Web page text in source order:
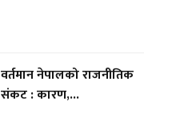
वर्तमान नेपालको राजनीतिक
संकट : कारण,...